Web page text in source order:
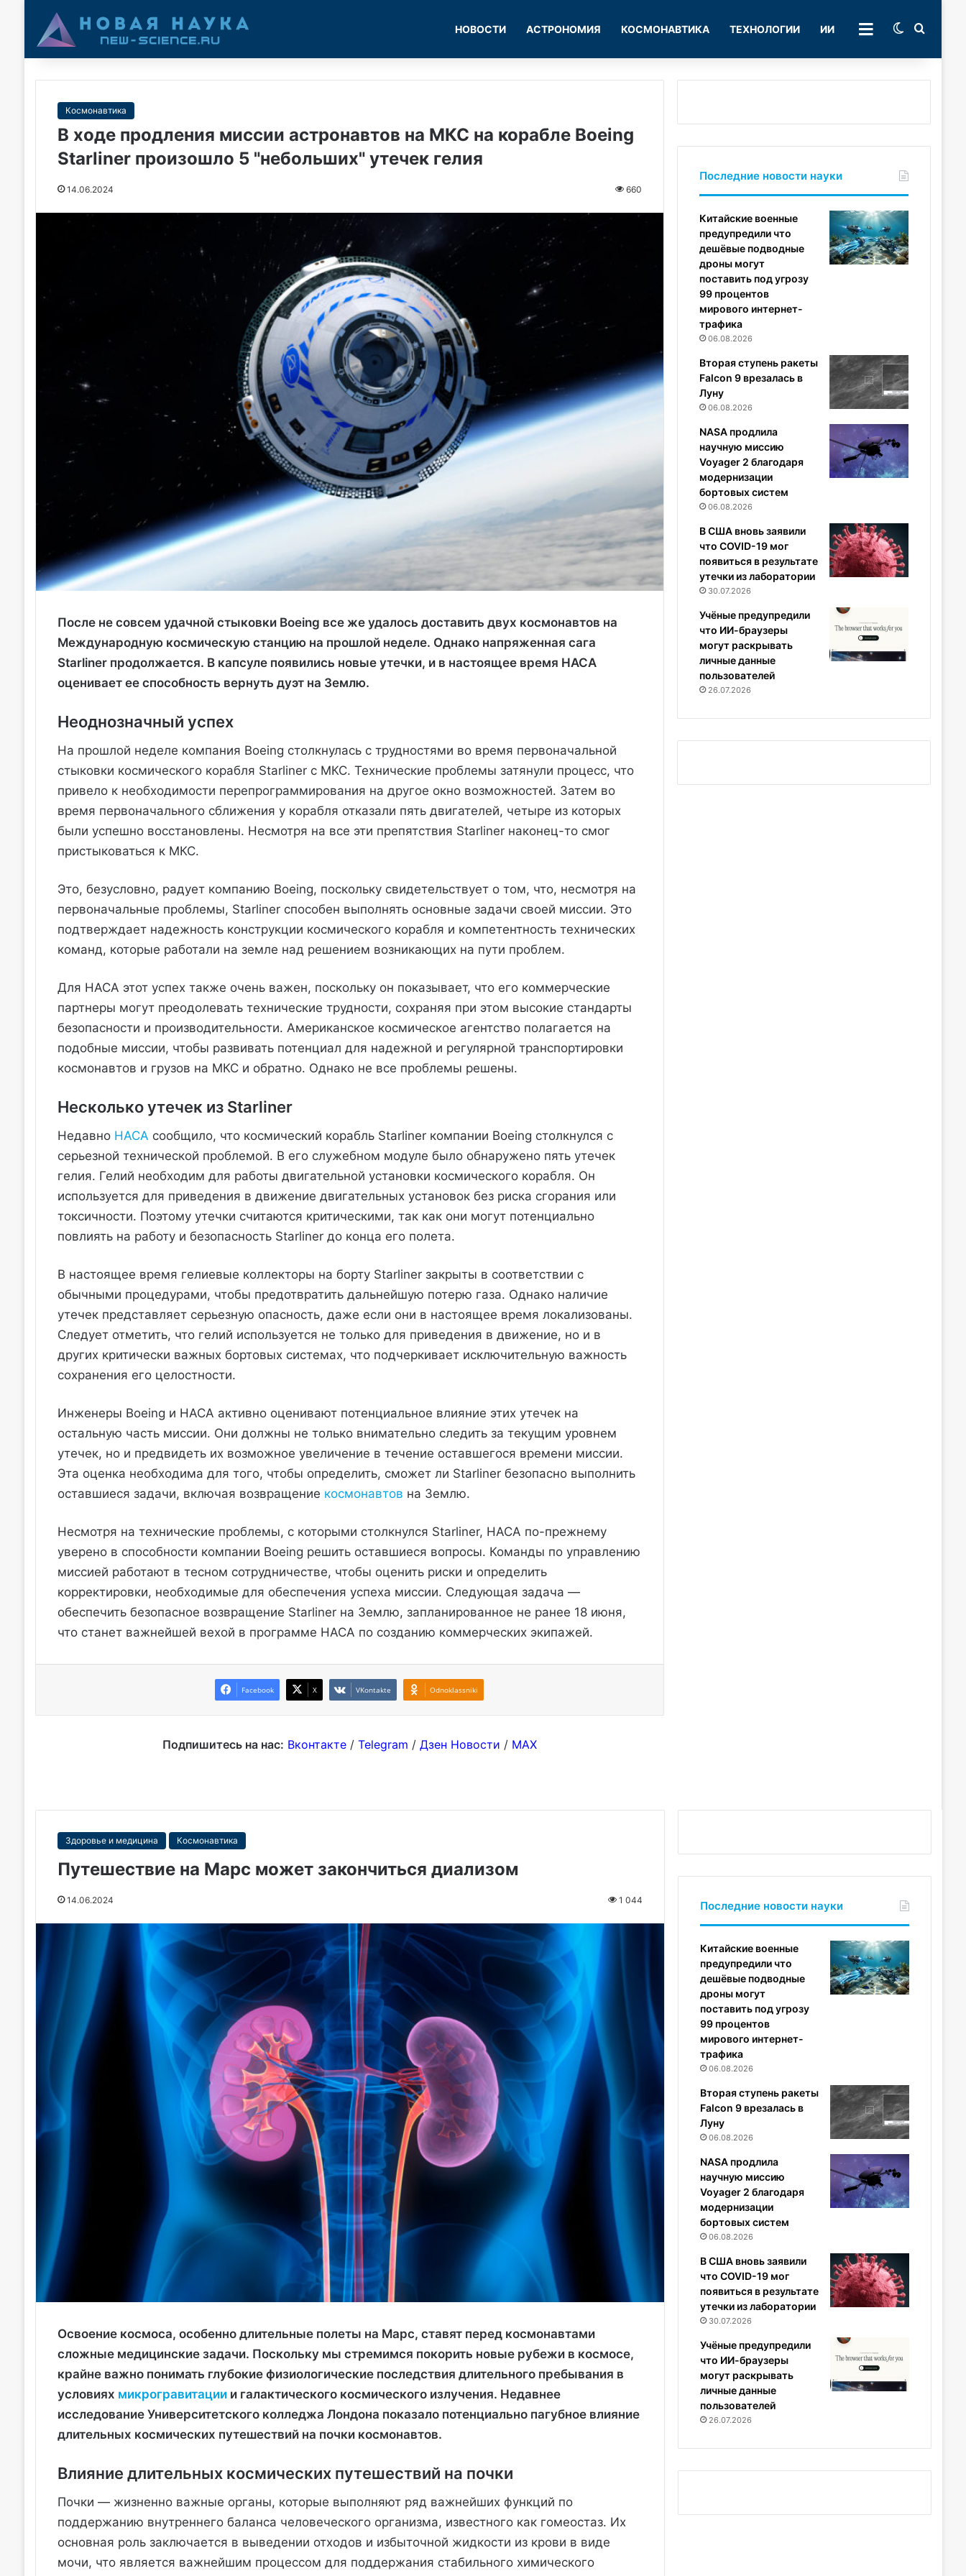
НОВОСТИ АСТРОНОМИЯ КОСМОНАВТИКА ТЕХНОЛОГИИ ИИ РУБРИКИSwitch skin
Космонавтика
В ходе продления миссии астронавтов на МКС на корабле Boeing
Starliner произошло 5 "небольших" утечек гелия
14.06.2024 660
После не совсем удачной стыковки Boeing все же удалось доставить двух космонавтов на
Международную космическую станцию на прошлой неделе. Однако напряженная сага
Starliner продолжается. В капсуле появились новые утечки, и в настоящее время НАСА
оценивает ее способность вернуть дуэт на Землю.
Неоднозначный успех
На прошлой неделе компания Boeing столкнулась с трудностями во время первоначальной
стыковки космического корабля Starliner с МКС. Технические проблемы затянули процесс, что
привело к необходимости перепрограммирования на другое окно возможностей. Затем во
время первоначального сближения у корабля отказали пять двигателей, четыре из которых
были успешно восстановлены. Несмотря на все эти препятствия Starliner наконец-то смог
пристыковаться к МКС.
Это, безусловно, радует компанию Boeing, поскольку свидетельствует о том, что, несмотря на
первоначальные проблемы, Starliner способен выполнять основные задачи своей миссии. Это
подтверждает надежность конструкции космического корабля и компетентность технических
команд, которые работали на земле над решением возникающих на пути проблем.
Для НАСА этот успех также очень важен, поскольку он показывает, что его коммерческие
партнеры могут преодолевать технические трудности, сохраняя при этом высокие стандарты
безопасности и производительности. Американское космическое агентство полагается на
подобные миссии, чтобы развивать потенциал для надежной и регулярной транспортировки
космонавтов и грузов на МКС и обратно. Однако не все проблемы решены.
Несколько утечек из Starliner
Недавно НАСА сообщило, что космический корабль Starliner компании Boeing столкнулся с
серьезной технической проблемой. В его служебном модуле было обнаружено пять утечек
гелия. Гелий необходим для работы двигательной установки космического корабля. Он
используется для приведения в движение двигательных установок без риска сгорания или
токсичности. Поэтому утечки считаются критическими, так как они могут потенциально
повлиять на работу и безопасность Starliner до конца его полета.
В настоящее время гелиевые коллекторы на борту Starliner закрыты в соответствии с
обычными процедурами, чтобы предотвратить дальнейшую потерю газа. Однако наличие
утечек представляет серьезную опасность, даже если они в настоящее время локализованы.
Следует отметить, что гелий используется не только для приведения в движение, но и в
других критически важных бортовых системах, что подчеркивает исключительную важность
сохранения его целостности.
Инженеры Boeing и НАСА активно оценивают потенциальное влияние этих утечек на
остальную часть миссии. Они должны не только внимательно следить за текущим уровнем
утечек, но и предвидеть их возможное увеличение в течение оставшегося времени миссии.
Эта оценка необходима для того, чтобы определить, сможет ли Starliner безопасно выполнить
оставшиеся задачи, включая возвращение космонавтов на Землю.
Несмотря на технические проблемы, с которыми столкнулся Starliner, НАСА по-прежнему
уверено в способности компании Boeing решить оставшиеся вопросы. Команды по управлению
миссией работают в тесном сотрудничестве, чтобы оценить риски и определить
корректировки, необходимые для обеспечения успеха миссии. Следующая задача —
обеспечить безопасное возвращение Starliner на Землю, запланированное не ранее 18 июня,
что станет важнейшей вехой в программе НАСА по созданию коммерческих экипажей.
Facebook X VKontakte Odnoklassniki
Подпишитесь на нас: Вконтакте/ Telegram / Дзен Новости / MAX
Последние новости науки
Китайские военные
предупредили что
дешёвые подводные
дроны могут
поставить под угрозу
99 процентов
мирового интернет-
трафика
06.08.2026
Вторая ступень ракеты
Falcon 9 врезалась в
Луну
06.08.2026
NASA продлила
научную миссию
Voyager 2 благодаря
модернизации
бортовых систем
06.08.2026
В США вновь заявили
что COVID-19 мог
появиться в результате
утечки из лаборатории
30.07.2026
Учёные предупредили
что ИИ-браузеры
могут раскрывать
личные данные
пользователей
26.07.2026